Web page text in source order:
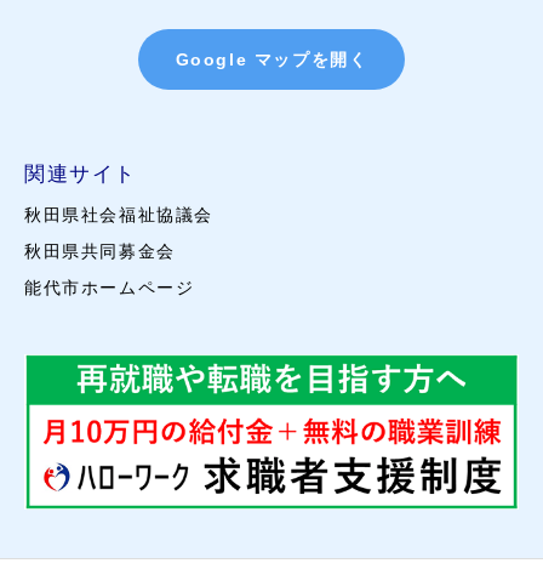
Google マップを開く
関連サイト
秋田県社会福祉協議会
秋田県共同募金会
能代市ホームページ